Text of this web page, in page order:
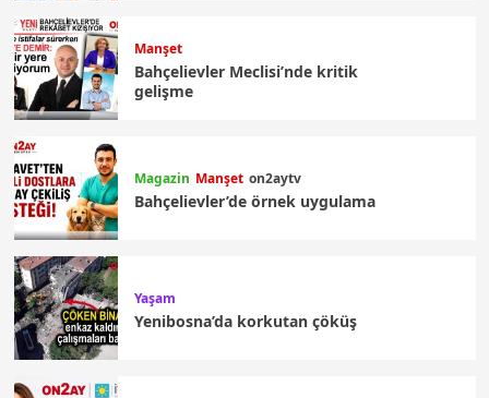
Manşet
Bahçelievler Meclisi’nde kritik
gelişme
Magazin Manşet on2aytv
Bahçelievler’de örnek uygulama
Yaşam
Yenibosna’da korkutan çöküş